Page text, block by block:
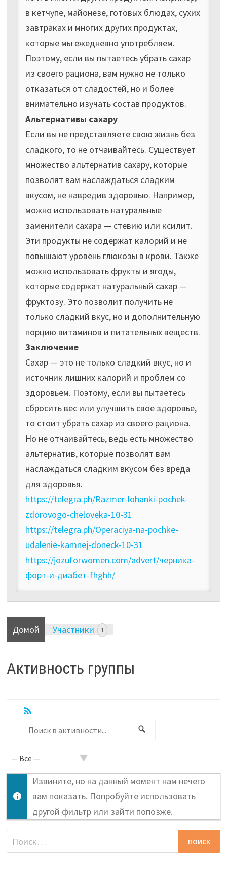
в кетчупе, майонезе, готовых блюдах, сухих
завтраках и многих других продуктах,
которые мы ежедневно употребляем.
Поэтому, если вы пытаетесь убрать сахар
из своего рациона, вам нужно не только
отказаться от сладостей, но и более
внимательно изучать состав продуктов.
Альтернативы сахару
Если вы не представляете свою жизнь без
сладкого, то не отчаивайтесь. Существует
множество альтернатив сахару, которые
позволят вам наслаждаться сладким
вкусом, не навредив здоровью. Например,
можно использовать натуральные
заменители сахара — стевию или ксилит.
Эти продукты не содержат калорий и не
повышают уровень глюкозы в крови. Также
можно использовать фрукты и ягоды,
которые содержат натуральный сахар —
фруктозу. Это позволит получить не
только сладкий вкус, но и дополнительную
порцию витаминов и питательных веществ.
Заключение
Сахар — это не только сладкий вкус, но и
источник лишних калорий и проблем со
здоровьем. Поэтому, если вы пытаетесь
сбросить вес или улучшить свое здоровье,
то стоит убрать сахар из своего рациона.
Но не отчаивайтесь, ведь есть множество
альтернатив, которые позволят вам
наслаждаться сладким вкусом без вреда
для здоровья.
https://telegra.ph/Razmer-lohanki-pochek-
zdorovogo-cheloveka-10-31
https://telegra.ph/Operaciya-na-pochke-
udalenie-kamnej-doneck-10-31
https://jozuforwomen.com/advert/черника-
форт-и-диабет-fhghh/
Домой Участники 1
Активность группы
RSS
Поиск
активности...
Извините, но на данный момент нам нечего
вам показать. Попробуйте использовать
другой фильтр или зайти попозже.
Найти: